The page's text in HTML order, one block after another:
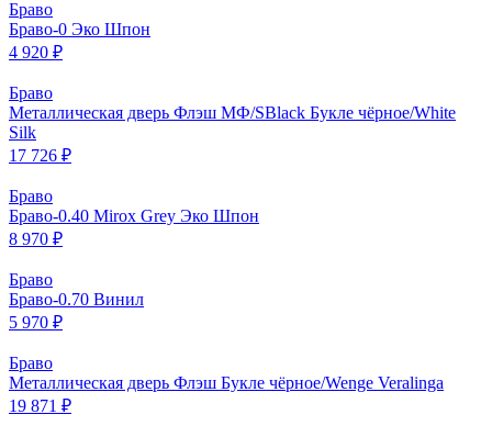
Браво
Браво-0 Эко Шпон
4 920 ₽
Браво
Металлическая дверь Флэш МФ/SBlack Букле чёрное/White
Silk
17 726 ₽
Браво
Браво-0.40 Mirox Grey Эко Шпон
8 970 ₽
Браво
Браво-0.70 Винил
5 970 ₽
Браво
Металлическая дверь Флэш Букле чёрное/Wenge Veralinga
19 871 ₽